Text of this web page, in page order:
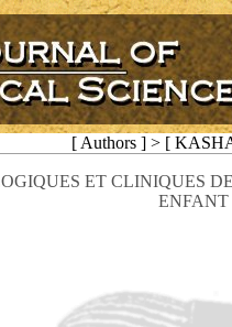
[ Authors ] > [
ET CLINIQUES
ENFANT